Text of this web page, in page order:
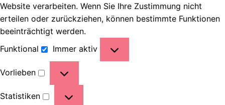
Website verarbeiten. Wenn Sie Ihre Zustimmung nicht
erteilen oder zurückziehen, können bestimmte Funktionen
beeinträchtigt werden.
Funktional
Immer aktiv
Vorlieben
Statistiken